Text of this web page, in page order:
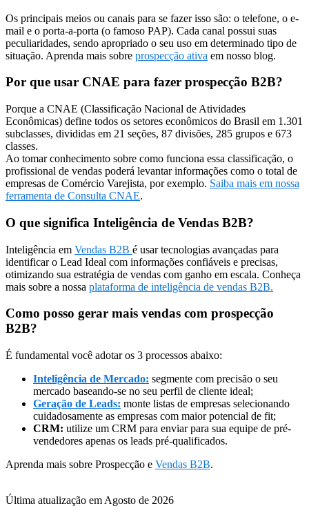
Os principais meios ou canais para se fazer isso são: o telefone, o e-
mail e o porta-a-porta (o famoso PAP). Cada canal possui suas
peculiaridades, sendo apropriado o seu uso em determinado tipo de
situação. Aprenda mais sobre prospecção ativa em nosso blog.
Por que usar CNAE para fazer prospecção B2B?
Porque a CNAE (Classificação Nacional de Atividades
Econômicas) define todos os setores econômicos do Brasil em 1.301
subclasses, divididas em 21 seções, 87 divisões, 285 grupos e 673
classes.
Ao tomar conhecimento sobre como funciona essa classificação, o
profissional de vendas poderá levantar informações como o total de
empresas de Comércio Varejista, por exemplo. Saiba mais em nossa
ferramenta de Consulta CNAE.
O que significa Inteligência de Vendas B2B?
Inteligência em Vendas B2B é usar tecnologias avançadas para
identificar o Lead Ideal com informações confiáveis e precisas,
otimizando sua estratégia de vendas com ganho em escala. Conheça
mais sobre a nossa plataforma de inteligência de vendas B2B.
Como posso gerar mais vendas com prospecção
B2B?
É fundamental você adotar os 3 processos abaixo:
Inteligência de Mercado: segmente com precisão o seu
mercado baseando-se no seu perfil de cliente ideal;
Geração de Leads: monte listas de empresas selecionando
cuidadosamente as empresas com maior potencial de fit;
CRM: utilize um CRM para enviar para sua equipe de pré-
vendedores apenas os leads pré-qualificados.
Aprenda mais sobre Prospecção e Vendas B2B.
Última atualização em Agosto de 2026